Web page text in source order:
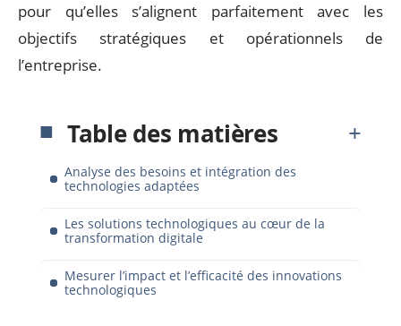
pour qu’elles s’alignent parfaitement avec les
objectifs stratégiques et opérationnels de
l’entreprise.
Table des matières
Analyse des besoins et intégration des
technologies adaptées
Les solutions technologiques au cœur de la
transformation digitale
Mesurer l’impact et l’efficacité des innovations
technologiques